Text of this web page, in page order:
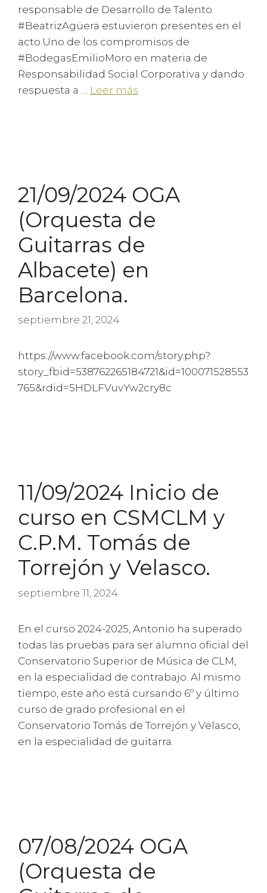
responsable de Desarrollo de Talento
#BeatrizAgüera estuvieron presentes en el
acto.Uno de los compromisos de
#BodegasEmilioMoro en materia de
Responsabilidad Social Corporativa y dando
respuesta a … Leer más
21/09/2024 OGA
(Orquesta de
Guitarras de
Albacete) en
Barcelona.
septiembre 21, 2024
https://www.facebook.com/story.php?
story_fbid=538762265184721&id=100071528553
765&rdid=5HDLFVuvYw2cry8c
11/09/2024 Inicio de
curso en CSMCLM y
C.P.M. Tomás de
Torrejón y Velasco.
septiembre 11, 2024
En el curso 2024-2025, Antonio ha superado
todas las pruebas para ser alumno oficial del
Conservatorio Superior de Música de CLM,
en la especialidad de contrabajo. Al mismo
tiempo, este año está cursando 6º y último
curso de grado profesional en el
Conservatorio Tomás de Torrejón y Velasco,
en la especialidad de guitarra.
07/08/2024 OGA
(Orquesta de